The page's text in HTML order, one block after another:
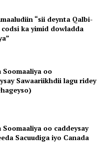
“sii deynta Qalbi-
codsi ka yimid dowladda
Soomaaliya oo
Sawaariikhdii lagu ridey
Soomaaliya oo caddeysay
Sacuudiga iyo Canada